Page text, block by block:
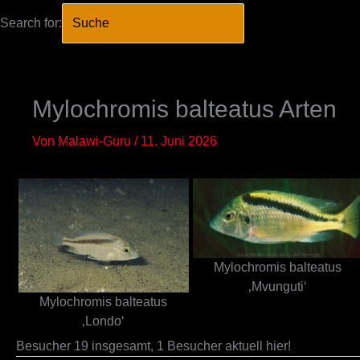
Search for:
Mylochromis balteatus Arten
Von Malawi-Guru / 11. Juni 2026
Mylochromis balteatus
‚Londo‘
Mylochromis balteatus
‚Mvunguti‘
Besucher 19 insgesamt, 1 Besucher aktuell hier!